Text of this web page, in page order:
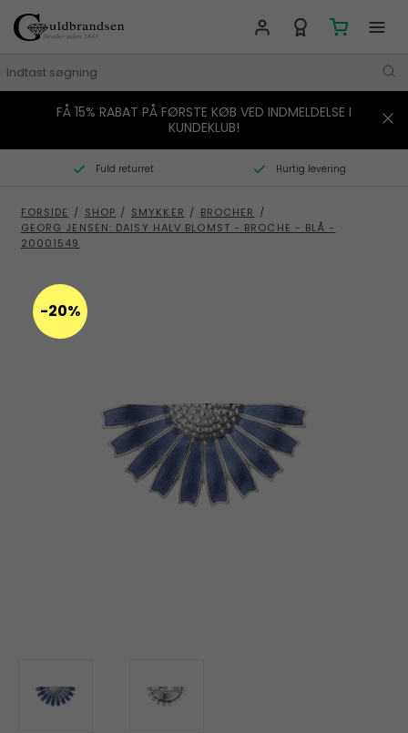
MÆRKER
SMYKKER
BOLIG
GAVER
STORIES
KONTAKT OS
FÅ 15% RABAT PÅ FØRSTE KØB VED INDMELDELSE I
KUNDEKLUB!
Fuld returret Hurtig levering
FORSIDE / SHOP / SMYKKER / BROCHER /
GEORG JENSEN: DAISY HALV BLOMST - BROCHE - BLÅ -
20001549
-20%